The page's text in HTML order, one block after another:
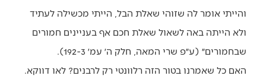
והייתי אומר לה שזוהי שאלת הבל, הייתי מכשילה לעתיד
ולא הייתה באה לשאול שאלת חכם אף בעניינים חמורים
שבחמורים״ (ע״פ שרי המאה, חלק ה׳ עמ׳ 192-3).
האם כל שאמרנו בטור הזה רלוונטי רק לרבנים? לאו דווקא.